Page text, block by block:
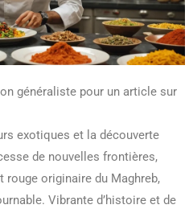
généraliste pour un article sur
exotiques et la découverte
de nouvelles frontières,
rouge originaire du Maghreb,
Vibrante d’histoire et de